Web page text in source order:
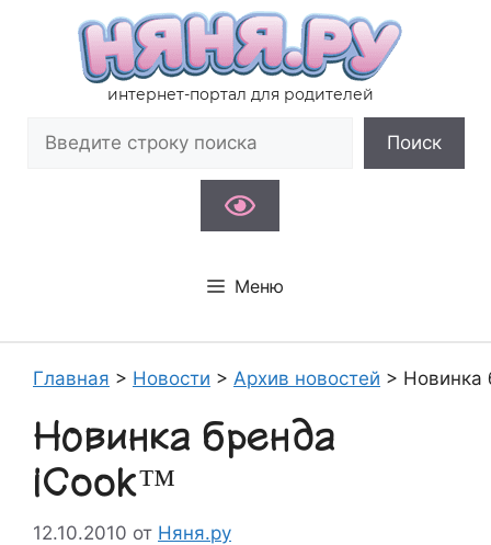
содержимому
интернет-портал для родителей
Поиск
Меню
Главная > Новости > Архив новостей > Новинка
Новинка бренда
iCook™
12.10.2010 от Няня.ру